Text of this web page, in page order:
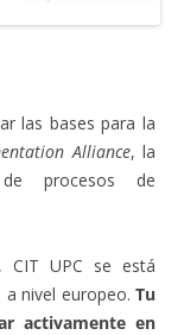
las bases para la
Alliance, la
procesos de
CIT UPC se está
nivel europeo. Tu
activamente en